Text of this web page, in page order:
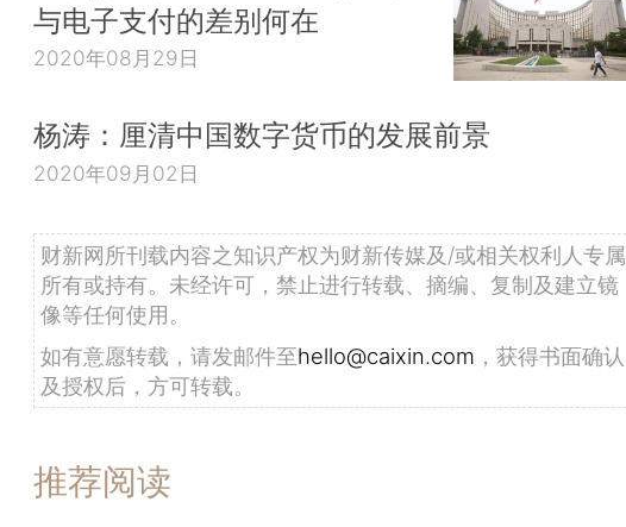
与电子支付的差别何在
2020年08月29日
杨涛：厘清中国数字货币的发展前景
2020年09月02日
财新网所刊载内容之知识产权为财新传媒及/或相关权利人专属
所有或持有。未经许可，禁止进行转载、摘编、复制及建立镜
像等任何使用。
如有意愿转载，请发邮件至hello@caixin.com ，获得书面确认
及授权后，方可转载。
推荐阅读